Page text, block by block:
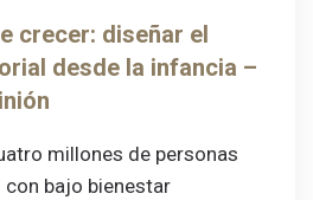
crecer: diseñar el
desde la infancia –
millones de personas
bajo bienestar